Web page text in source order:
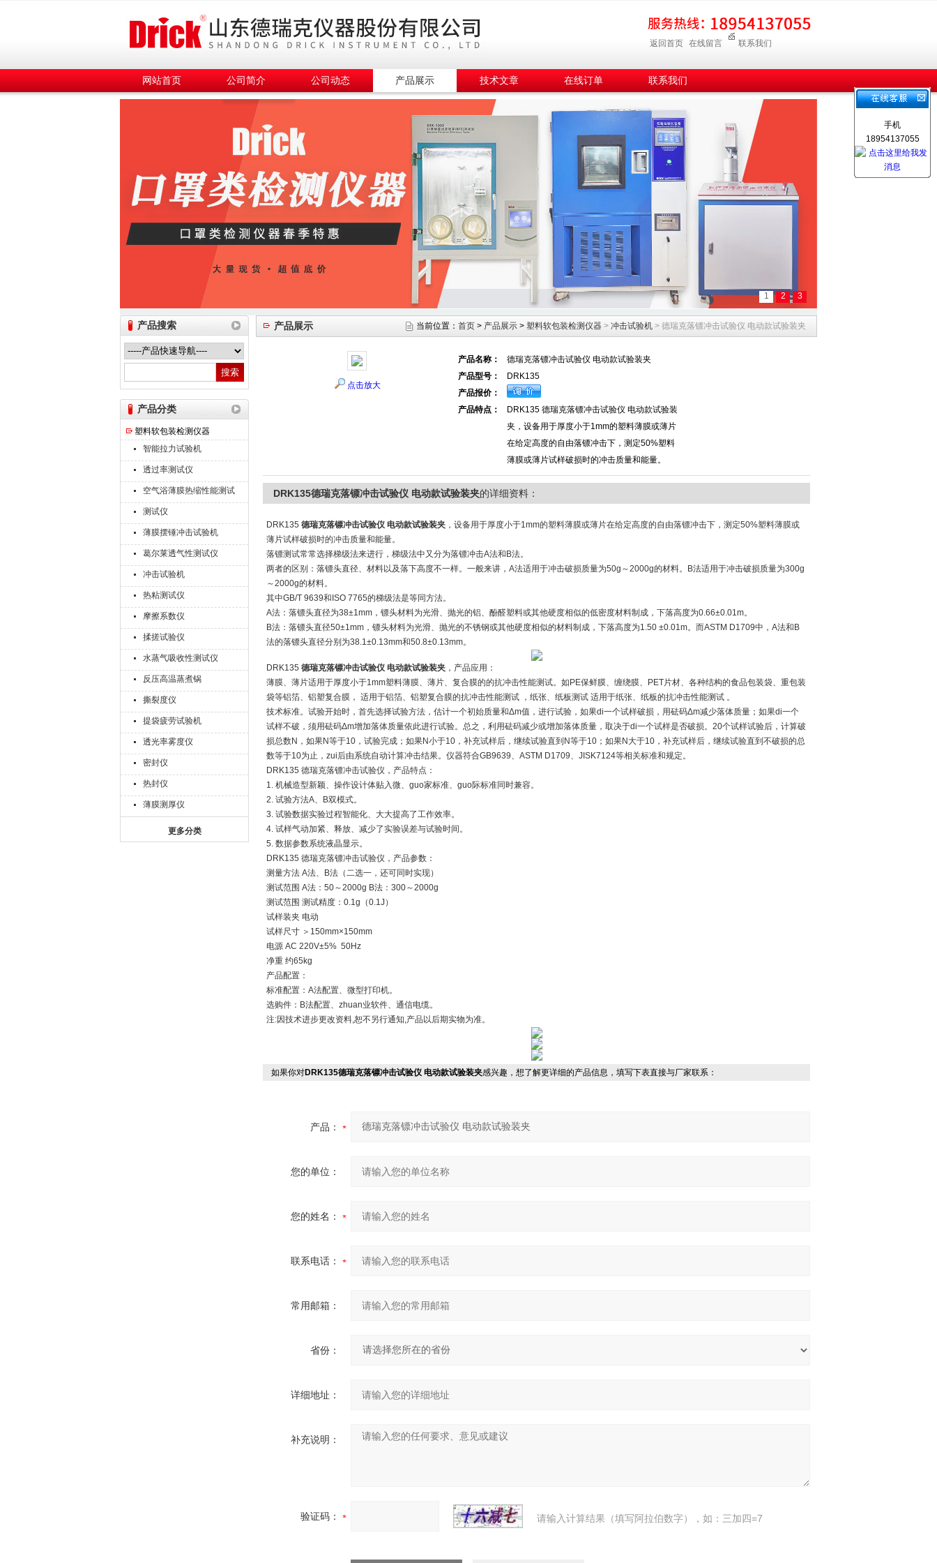
山东德瑞克仪器股份有限公司
返回首页 在线留言 联系我们
网站首页 公司简介 公司动态 产品展示 技术文章 在线订单 联系我们
1 2 3
产品搜索
产品分类
塑料软包装检测仪器
智能拉力试验机
透过率测试仪
空气浴薄膜热缩性能测试
仪
测试仪
薄膜摆锤冲击试验机
葛尔莱透气性测试仪
冲击试验机
热粘测试仪
摩擦系数仪
揉搓试验仪
水蒸气吸收性测试仪
反压高温蒸煮锅
撕裂度仪
提袋疲劳试验机
透光率雾度仪
密封仪
热封仪
薄膜测厚仪
更多分类
产品展示 当前位置： 首页 > 产品展示 > 塑料软包装检测仪器 > 冲击试验机 > 德瑞克落镖冲击试验仪 电动款试验装夹
点击放大
产品名称：
德瑞克落镖冲击试验仪 电动款试验装夹
产品型号：
DRK135
产品报价：
产品特点：
DRK135 德瑞克落镖冲击试验仪 电动款试验装
夹，设备用于厚度小于1mm的塑料薄膜或薄片
在给定高度的自由落镖冲击下，测定50%塑料
薄膜或薄片试样破损时的冲击质量和能量。
DRK135德瑞克落镖冲击试验仪 电动款试验装夹的详细资料：
DRK135 德瑞克落镖冲击试验仪 电动款试验装夹 ，设备用于厚度小于1mm的塑料薄膜或薄片在给定高度的自由落镖冲击下，测定50%塑料薄膜或
薄片试样破损时的冲击质量和能量。
落镖测试常常选择梯级法来进行，梯级法中又分为落镖冲击A法和B法。
两者的区别：落镖头直径、材料以及落下高度不一样。一般来讲，A法适用于冲击破损质量为50g～2000g的材料。B法适用于冲击破损质量为300g
～2000g的材料。
其中GB/T 9639和ISO 7765的梯级法是等同方法。
A法：落镖头直径为38±1mm，镖头材料为光滑、抛光的铝、酚醛塑料或其他硬度相似的低密度材料制成，下落高度为0.66±0.01m。
B法：落镖头直径50±1mm，镖头材料为光滑、抛光的不锈钢或其他硬度相似的材料制成，下落高度为1.50 ±0.01m。而ASTM D1709中，A法和B
法的落镖头直径分别为38.1±0.13mm和50.8±0.13mm。
DRK135 德瑞克落镖冲击试验仪 电动款试验装夹 ，产品应用：
薄膜、薄片适用于厚度小于1mm塑料薄膜、薄片、复合膜的的抗冲击性能测试。如PE保鲜膜、缠绕膜、PET片材、各种结构的食品包装袋、重包装
袋等铝箔、铝塑复合膜， 适用于铝箔、铝塑复合膜的抗冲击性能测试 ，纸张、纸板测试 适用于纸张、纸板的抗冲击性能测试 。
技术标准。试验开始时，首先选择试验方法，估计一个初始质量和Δm值，进行试验，如果di一个试样破损，用砝码Δm减少落体质量；如果di一个
试样不破，须用砝码Δm增加落体质量依此进行试验。总之，利用砝码减少或增加落体质量，取决于di一个试样是否破损。20个试样试验后，计算破
损总数N，如果N等于10，试验完成；如果N小于10，补充试样后，继续试验直到N等于10；如果N大于10，补充试样后，继续试验直到不破损的总
数等于10为止，zui后由系统自动计算冲击结果。仪器符合GB9639、ASTM D1709、JISK7124等相关标准和规定。
DRK135 德瑞克落镖冲击试验仪，产品特点：
1. 机械造型新颖、操作设计体贴入微、guo家标准、guo际标准同时兼容。
2. 试验方法A、B双模式。
3. 试验数据实验过程智能化、大大提高了工作效率。
4. 试样气动加紧、释放、减少了实验误差与试验时间。
5. 数据参数系统液晶显示。
DRK135 德瑞克落镖冲击试验仪，产品参数：
测量方法 A法、B法（二选一，还可同时实现）
测试范围 A法：50～2000g B法：300～2000g
测试范围 测试精度：0.1g（0.1J）
试样装夹 电动
试样尺寸 ＞150mm×150mm
电源 AC 220V±5% 50Hz
净重 约65kg
产品配置：
标准配置：A法配置、微型打印机。
选购件：B法配置、zhuan业软件、通信电缆。
注:因技术进步更改资料,恕不另行通知,产品以后期实物为准。
如果你对DRK135德瑞克落镖冲击试验仪 电动款试验装夹感兴趣，想了解更详细的产品信息，填写下表直接与厂家联系：
产品：
您的单位：
您的姓名：
联系电话：
常用邮箱：
省份：
详细地址：
补充说明：
验证码： 请输入计算结果（填写阿拉伯数字），如：三加四=7
手机
18954137055